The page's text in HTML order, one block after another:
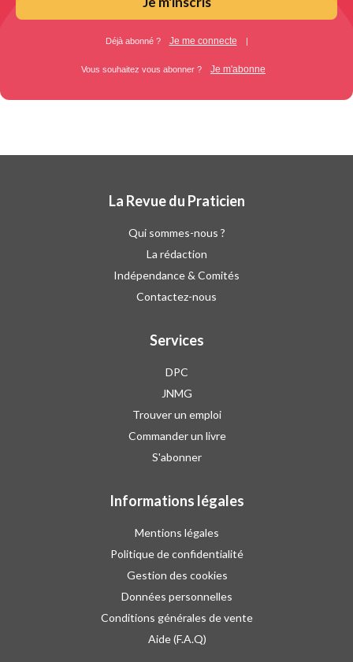
Déjà abonné ? Je me connecte |
Vous souhaitez vous abonner ? Je m'abonne
La Revue du Praticien
Qui sommes-nous ?
La rédaction
Indépendance & Comités
Contactez-nous
Services
DPC
JNMG
Trouver un emploi
Commander un livre
S'abonner
Informations légales
Mentions légales
Politique de confidentialité
Gestion des cookies
Données personnelles
Conditions générales de vente
Aide (F.A.Q)